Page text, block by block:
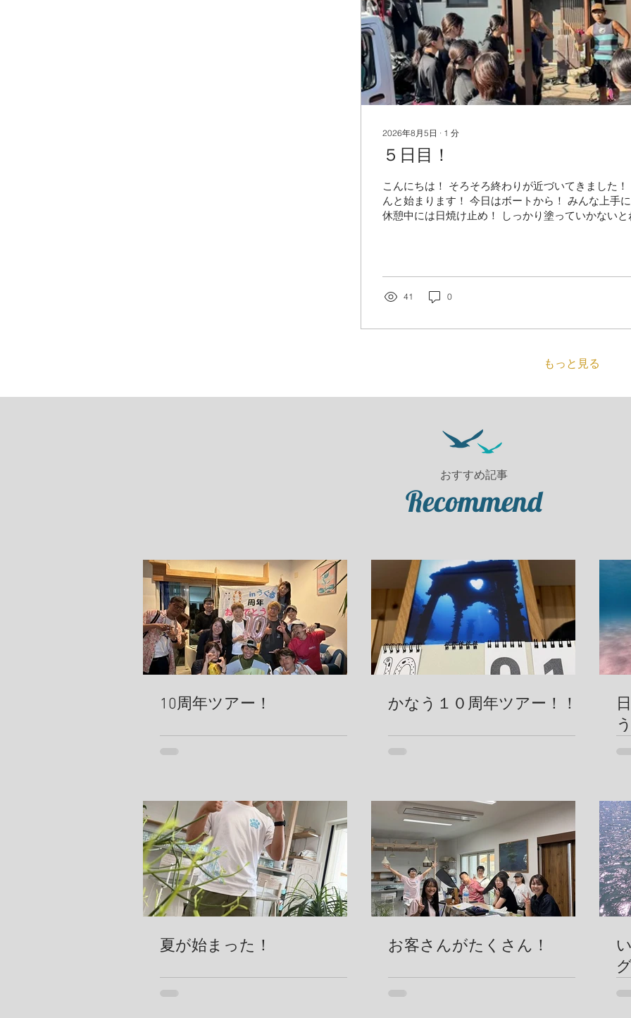
2026年8月5日 ∙ 1 分
５日目！
こんにちは！ そろそろ終わりが近づいてきました
んと始まります！ 今日はボートから！ みんな上手
休憩中には日焼け止め！ しっかり塗っていかない
41 0
もっと見る
おすすめ記事
Recommend
10周年ツアー！ かなう１０周年ツアー！！
夏が始まった！ お客さんがたくさん！